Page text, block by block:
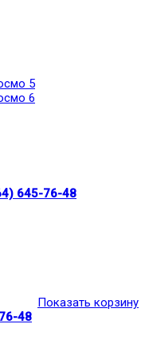
5
6
645-76-48
Показать корзину
48